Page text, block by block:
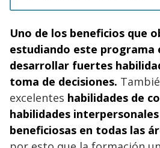
Uno de los beneficios que
estudiando este programa
desarrollar fuertes
toma de decisiones.
excelentes habilidades de
habilidades
beneficiosas en todas las